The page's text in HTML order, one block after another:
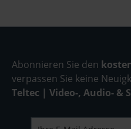
Abonnieren Sie den
verpassen Sie keine
Teltec | Video-, Audio- &